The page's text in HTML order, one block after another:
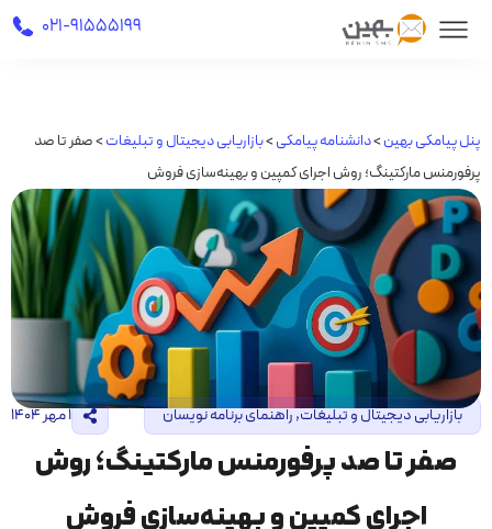
021-91555199
پنل پیامکی بهین>دانشنامه پیامکی>بازاریابی دیجیتال و تبلیغات>صفر تا صد
پرفورمنس مارکتینگ؛ روش اجرای کمپین و بهینه‌سازی فروش
۱ مهر ۱۴۰۴ بازاریابی دیجیتال و تبلیغات,راهنمای برنامه نویسان
صفر تا صد پرفورمنس مارکتینگ؛ روش
اجرای کمپین و بهینه‌سازی فروش